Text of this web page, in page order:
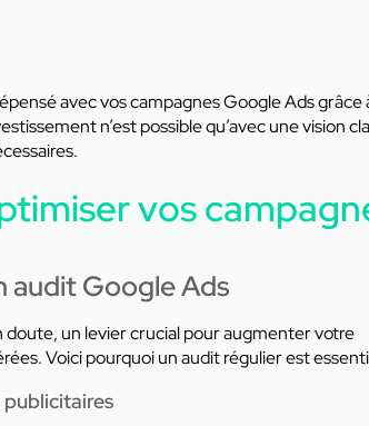
avec vos campagnes Google Ads grâce
n’est possible qu’avec une vision
vos
audit Google Ads
doute, un levier crucial pour augmenter votre
Voici pourquoi un audit régulier est